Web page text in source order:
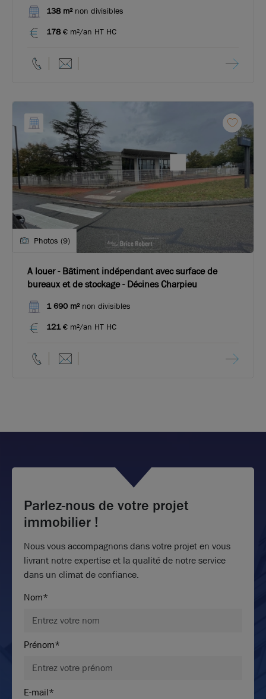
138 m²non divisibles
178€ m²/an HT HC
Photos (9)
A louer - Bâtiment indépendant avec surface de
bureaux et de stockage - Décines Charpieu
1 690 m²non divisibles
121€ m²/an HT HC
Parlez-nous de votre projet
immobilier !
Nous vous accompagnons dans votre projet en vous
livrant notre expertise et la qualité de notre service
dans un climat de confiance.
Nom*
Prénom*
E-mail*